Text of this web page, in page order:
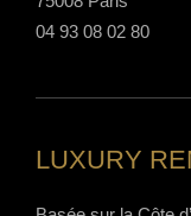
04 93 08 02 80
LUXURY